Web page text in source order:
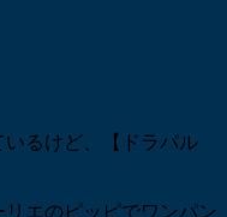
るけど、【ドラパル
エのピッピでワンパン